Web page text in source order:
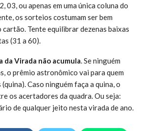
03, ou apenas em uma única coluna do
os sorteios costumam ser bem
Tente equilibrar dezenas baixas
(31 a 60).
da Virada não acumula. Se ninguém
o prêmio astronômico vai para quem
Caso ninguém faça a quina, o
os acertadores da quadra. Ou seja:
de qualquer jeito nesta virada de ano.